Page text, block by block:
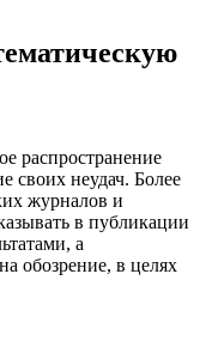
распространение
своих неудач. Более
журналов и
в публикации
а
обозрение, в целях